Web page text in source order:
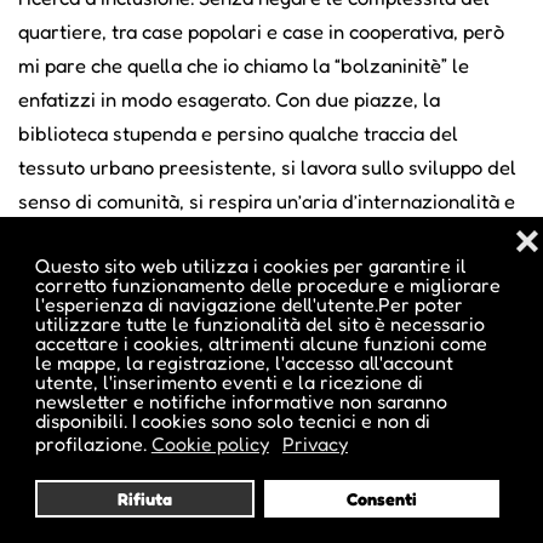
Questo sito web utilizza i cookies per garantire il
corretto funzionamento delle procedure e migliorare
l'esperienza di navigazione dell'utente.Per poter
utilizzare tutte le funzionalità del sito è necessario
accettare i cookies, altrimenti alcune funzioni come
le mappe, la registrazione, l'accesso all'account
utente, l'inserimento eventi e la ricezione di
newsletter e notifiche informative non saranno
disponibili. I cookies sono solo tecnici e non di
profilazione. Cookie policy Privacy
Rifiuta Consenti
❌
quartiere, tra case popolari e case in cooperativa, però
mi pare che quella che io chiamo la “bolzaninitè” le
enfatizzi in modo esagerato. Con due piazze, la
biblioteca stupenda e persino qualche traccia del
tessuto urbano preesistente, si lavora sullo sviluppo del
senso di comunità, si respira un’aria d’internazionalità e
nella sala polifunzionale s’incontrano persone di diversa
estrazione geografica, religiosa e culturale, tutto ciò che
idealmente corrisponde alla nostra band, popolare e
internazionale al tempo stesso.
Pensate di esserlo con questo rock essenziale, quasi
scarno?
La scelta è voluta, perché ci pareva che anche senza le
sovraincisioni di cui disponevamo il risultato fosse più